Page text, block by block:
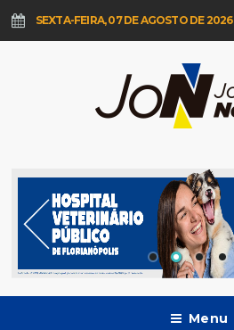
SEXTA-FEIRA, 07 DE AGOSTO DE 2026
Menu